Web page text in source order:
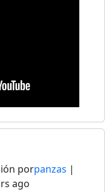
porpanzas |
ago